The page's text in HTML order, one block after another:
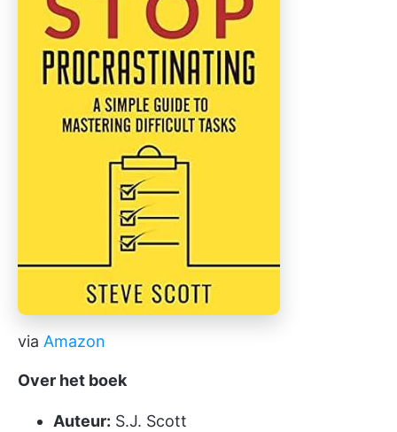
via Amazon
Over het boek
Auteur: S.J. Scott